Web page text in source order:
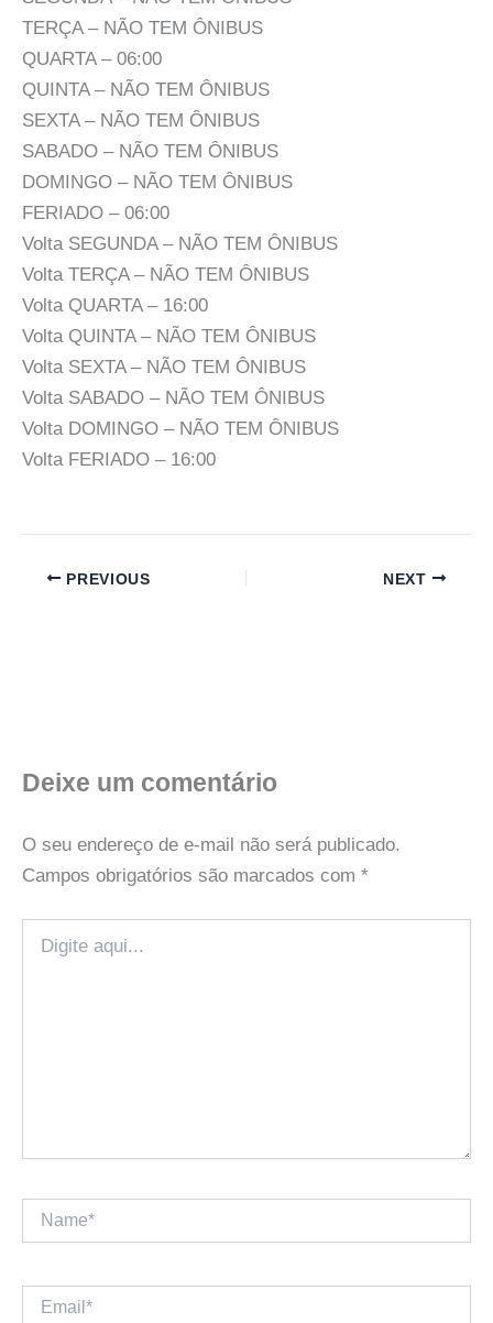
TERÇA – NÃO TEM ÔNIBUS
QUARTA – 06:00
QUINTA – NÃO TEM ÔNIBUS
SEXTA – NÃO TEM ÔNIBUS
SABADO – NÃO TEM ÔNIBUS
DOMINGO – NÃO TEM ÔNIBUS
FERIADO – 06:00
Volta SEGUNDA – NÃO TEM ÔNIBUS
Volta TERÇA – NÃO TEM ÔNIBUS
Volta QUARTA – 16:00
Volta QUINTA – NÃO TEM ÔNIBUS
Volta SEXTA – NÃO TEM ÔNIBUS
Volta SABADO – NÃO TEM ÔNIBUS
Volta DOMINGO – NÃO TEM ÔNIBUS
Volta FERIADO – 16:00
PREVIOUS NEXT
Deixe um comentário
O seu endereço de e-mail não será publicado.
Campos obrigatórios são marcados com *
aqui...
Email*